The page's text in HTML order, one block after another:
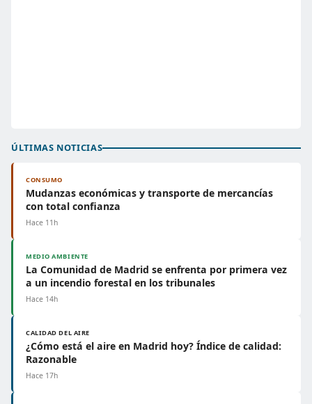
ÚLTIMAS NOTICIAS
CONSUMO
Mudanzas económicas y transporte de mercancías
con total confianza
Hace 11h
MEDIO AMBIENTE
La Comunidad de Madrid se enfrenta por primera vez
a un incendio forestal en los tribunales
Hace 14h
CALIDAD DEL AIRE
¿Cómo está el aire en Madrid hoy? Índice de calidad:
Razonable
Hace 17h